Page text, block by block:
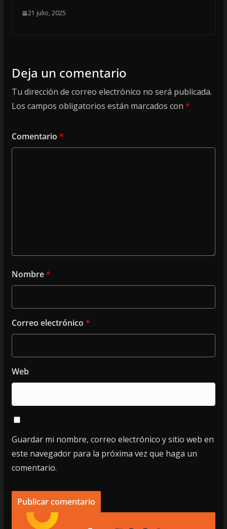
21 julio, 2025
Deja un comentario
Tu dirección de correo electrónico no será publicada.
Los campos obligatorios están marcados con *
Comentario *
Nombre*
Correo electrónico *
Web
Guardar mi nombre, correo electrónico y sitio web en
este navegador para la próxima vez que haga un
comentario.